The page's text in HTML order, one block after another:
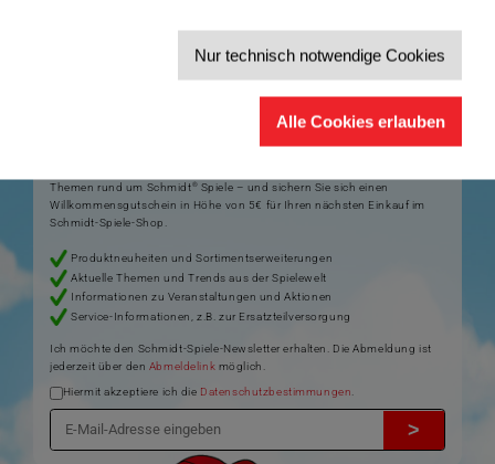
Nur technisch notwendige Cookies
Alle Cookies erlauben
Der Schmidt-Spiele-Newsletter
Themen rund um Schmidt® Spiele – und sichern Sie sich einen
Willkommensgutschein in Höhe von 5€ für Ihren nächsten Einkauf im
Schmidt-Spiele-Shop.
Produktneuheiten und Sortimentserweiterungen
Aktuelle Themen und Trends aus der Spielewelt
Informationen zu Veranstaltungen und Aktionen
Service-Informationen, z.B. zur Ersatzteilversorgung
Ich möchte den Schmidt-Spiele-Newsletter erhalten. Die Abmeldung ist
jederzeit über den Abmeldelink möglich.
Hiermit akzeptiere ich die Datenschutzbestimmungen.
>